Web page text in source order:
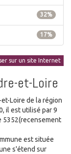
32%
17%
sur un site Internet
et-Loire
Loire de la région
il est utilisé par 9
5352(recensement
est située
s'étend sur